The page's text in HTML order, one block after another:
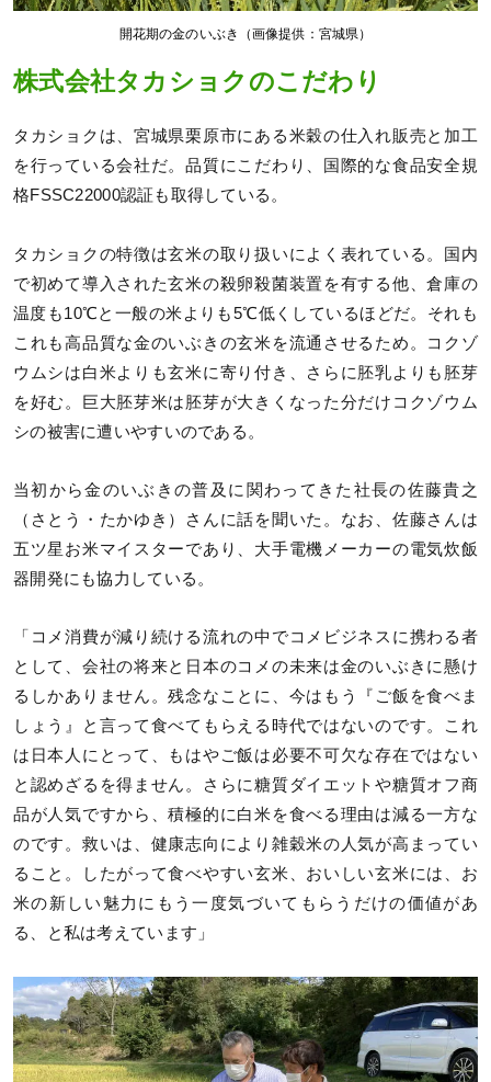
開花期の金のいぶき（画像提供：宮城県）
株式会社タカショクのこだわり
タカショクは、宮城県栗原市にある米穀の仕入れ販売と加工
を行っている会社だ。品質にこだわり、国際的な食品安全規
格FSSC22000認証も取得している。
タカショクの特徴は玄米の取り扱いによく表れている。国内
で初めて導入された玄米の殺卵殺菌装置を有する他、倉庫の
温度も10℃と一般の米よりも5℃低くしているほどだ。それも
これも高品質な金のいぶきの玄米を流通させるため。コクゾ
ウムシは白米よりも玄米に寄り付き、さらに胚乳よりも胚芽
を好む。巨大胚芽米は胚芽が大きくなった分だけコクゾウム
シの被害に遭いやすいのである。
当初から金のいぶきの普及に関わってきた社長の佐藤貴之
（さとう・たかゆき）さんに話を聞いた。なお、佐藤さんは
五ツ星お米マイスターであり、大手電機メーカーの電気炊飯
器開発にも協力している。
「コメ消費が減り続ける流れの中でコメビジネスに携わる者
として、会社の将来と日本のコメの未来は金のいぶきに懸け
るしかありません。残念なことに、今はもう『ご飯を食べま
しょう』と言って食べてもらえる時代ではないのです。これ
は日本人にとって、もはやご飯は必要不可欠な存在ではない
と認めざるを得ません。さらに糖質ダイエットや糖質オフ商
品が人気ですから、積極的に白米を食べる理由は減る一方な
のです。救いは、健康志向により雑穀米の人気が高まってい
ること。したがって食べやすい玄米、おいしい玄米には、お
米の新しい魅力にもう一度気づいてもらうだけの価値があ
る、と私は考えています」